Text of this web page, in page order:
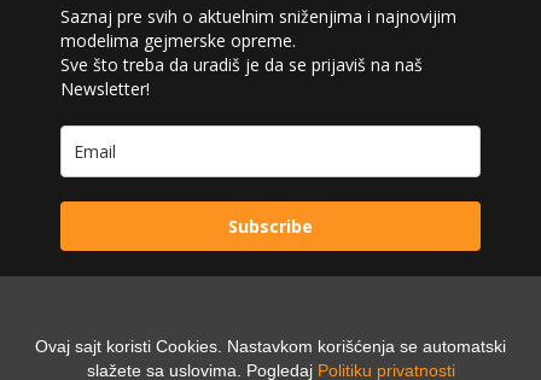
Saznaj pre svih o aktuelnim sniženjima i najnovijim
modelima gejmerske opreme.
Sve što treba da uradiš je da se prijaviš na naš
Newsletter!
Subscribe
Powered by:
Digilex
Ovaj sajt koristi Cookies. Nastavkom korišćenja se automatski
slažete sa uslovima. Pogledaj Politiku privatnosti